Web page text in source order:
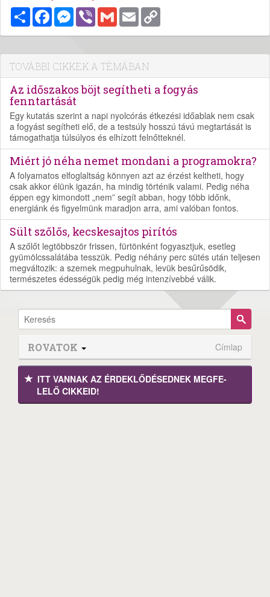
MegosztásFacebookMessenger
Viber Gmail Email
TOVÁBBI CIKKEK A TÉMÁBAN
Az időszakos böjt segítheti a fogyás
fenntartását
Egy kutatás szerint a napi nyolcórás étkezési időablak nem csak
a fogyást segítheti elő, de a testsúly hosszú távú megtartását is
támogathatja túlsúlyos és elhízott felnőtteknél.
Miért jó néha nemet mondani a programokra?
A folyamatos elfoglaltság könnyen azt az érzést keltheti, hogy
csak akkor élünk igazán, ha mindig történik valami. Pedig néha
éppen egy kimondott „nem” segít abban, hogy több időnk,
energiánk és figyelmünk maradjon arra, ami valóban fontos.
Sült szőlős, kecskesajtos pirítós
A szőlőt legtöbbször frissen, fürtönként fogyasztjuk, esetleg
gyümölcssalátába tesszük. Pedig néhány perc sütés után teljesen
megváltozik: a szemek megpuhulnak, levük besűrűsödik,
természetes édességük pedig még intenzívebbé válik.
ROVATOK Címlap
ITT VANNAK AZ ÉRDEK­LŐDÉ­SEDNEK MEGFE­
LELŐ CIKKEID!